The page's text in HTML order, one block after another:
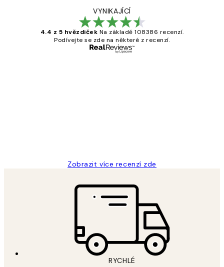
VYNIKAJÍCÍ
4.4 z 5 hvězdiček Na základě 108386 recenzí.
Podívejte se zde na některé z recenzí.
Zobrazit více recenzí zde
RYCHLÉ